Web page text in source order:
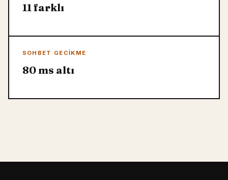
11 farklı
SOHBET GECIKME
80 ms altı